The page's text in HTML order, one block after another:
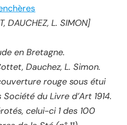
DAUCHEZ, L. SIMON]
en Bretagne.
Dauchez, L. Simon.
rouge sous étui
du Livre d’Art 1914.
celui-ci 1 des 100